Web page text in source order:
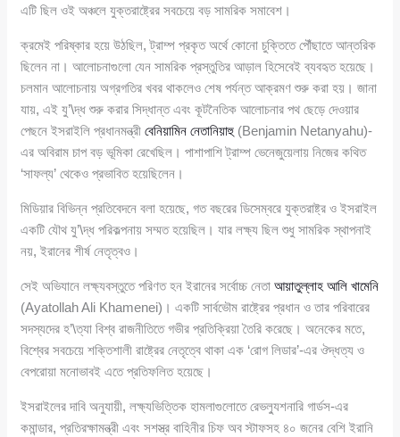
এটি ছিল ওই অঞ্চলে যুক্তরাষ্ট্রের সবচেয়ে বড় সামরিক সমাবেশ।
ক্রমেই পরিষ্কার হয়ে উঠছিল, ট্রাম্প প্রকৃত অর্থে কোনো চুক্তিতে পৌঁছাতে আন্তরিক
ছিলেন না। আলোচনাগুলো যেন সামরিক প্রস্তুতির আড়াল হিসেবেই ব্যবহৃত হয়েছে।
চলমান আলোচনায় অগ্রগতির খবর থাকলেও শেষ পর্যন্ত আক্রমণ শুরু করা হয়। জানা
যায়, এই যু’\দ্ধ শুরু করার সিদ্ধান্ত এবং কূটনৈতিক আলোচনার পথ ছেড়ে দেওয়ার
পেছনে ইসরাইলি প্রধানমন্ত্রীবেনিয়ামিন নেতানিয়াহু (Benjamin Netanyahu)-
এর অবিরাম চাপ বড় ভূমিকা রেখেছিল। পাশাপাশি ট্রাম্প ভেনেজুয়েলায় নিজের কথিত
‘সাফল্য’ থেকেও প্রভাবিত হয়েছিলেন।
মিডিয়ার বিভিন্ন প্রতিবেদনে বলা হয়েছে, গত বছরের ডিসেম্বরে যুক্তরাষ্ট্র ও ইসরাইল
একটি যৌথ যু’\দ্ধ পরিকল্পনায় সম্মত হয়েছিল। যার লক্ষ্য ছিল শুধু সামরিক স্থাপনাই
নয়, ইরানের শীর্ষ নেতৃত্বও।
সেই অভিযানে লক্ষ্যবস্তুতে পরিণত হন ইরানের সর্বোচ্চ নেতাআয়াতুল্লাহ আলি খামেনি
(Ayatollah Ali Khamenei)। একটি সার্বভৌম রাষ্ট্রের প্রধান ও তার পরিবারের
সদস্যদের হ’\ত্যা বিশ্ব রাজনীতিতে গভীর প্রতিক্রিয়া তৈরি করেছে। অনেকের মতে,
বিশ্বের সবচেয়ে শক্তিশালী রাষ্ট্রের নেতৃত্বে থাকা এক ‘রোগ লিডার’-এর ঔদ্ধত্য ও
বেপরোয়া মনোভাবই এতে প্রতিফলিত হয়েছে।
ইসরাইলের দাবি অনুযায়ী, লক্ষ্যভিত্তিক হামলাগুলোতে রেভল্যুশনারি গার্ডস-এর
কমান্ডার, প্রতিরক্ষামন্ত্রী এবং সশস্ত্র বাহিনীর চিফ অব স্টাফসহ ৪০ জনের বেশি ইরানি